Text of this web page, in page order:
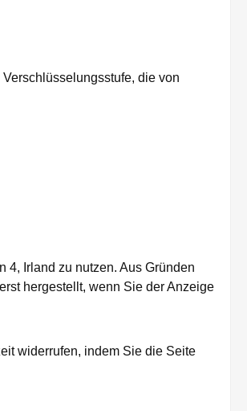
die von
4, Irland zu nutzen. Aus Gründen
hergestellt, wenn Sie der Anzeige
widerrufen, indem Sie die Seite